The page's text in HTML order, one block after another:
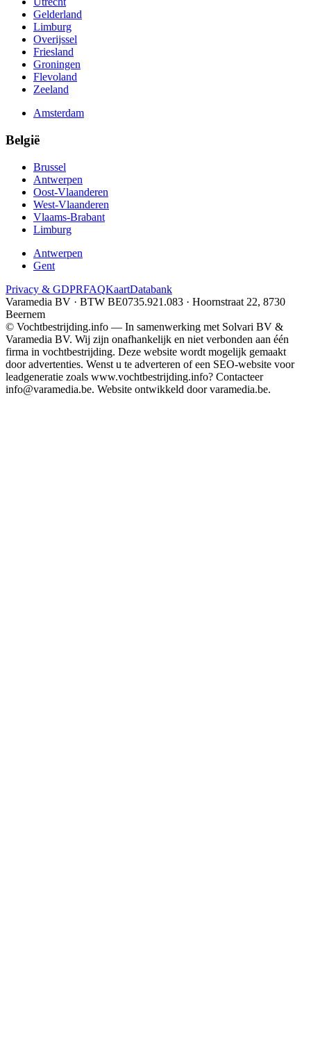
Gelderland
Limburg
Overijssel
Friesland
Groningen
Flevoland
Zeeland
Amsterdam
België
Brussel
Antwerpen
Oost-Vlaanderen
West-Vlaanderen
Vlaams-Brabant
Limburg
Antwerpen
Gent
Privacy & GDPRFAQKaartDatabank
Varamedia BV · BTW BE0735.921.083 · Hoornstraat 22, 8730
Beernem
© Vochtbestrijding.info — In samenwerking met Solvari BV &
Varamedia BV. Wij zijn onafhankelijk en niet verbonden aan één
firma in vochtbestrijding. Deze website wordt mogelijk gemaakt
door advertenties. Wenst u te adverteren of een SEO-website voor
leadgeneratie zoals www.vochtbestrijding.info? Contacteer
info@varamedia.be. Website ontwikkeld door varamedia.be.